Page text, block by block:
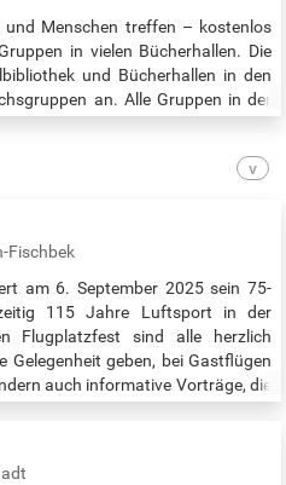
und Menschen treffen – kostenlos
in vielen Bücherhallen. Die
und Bücherhallen in den
an. Alle Gruppen in der
Bücherhallen nach Datum /…
Fischbek
am 6. September 2025 sein 75-
115 Jahre Luftsport in der
Flugplatzfest sind alle herzlich
Gelegenheit geben, bei Gastflügen
auch informative Vorträge, die
Wer selbst einmal…